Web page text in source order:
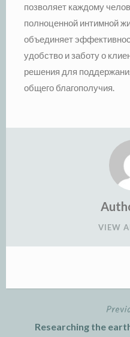
позволяет каждому
полноценной интимной
объединяет
удобство и заботу о
решения для
общего благополучия.
VIEW
Researching the